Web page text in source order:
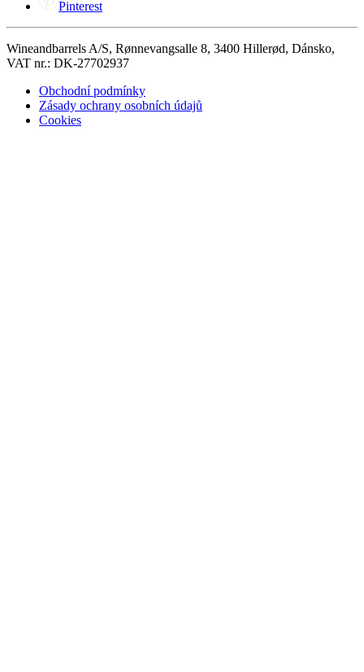
Pinterest
Wineandbarrels A/S, Rønnevangsalle 8, 3400 Hillerød, Dánsko,
VAT nr.: DK-27702937
Obchodní podmínky
Zásady ochrany osobních údajů
Cookies